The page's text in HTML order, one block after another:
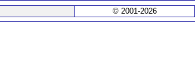
© 2001-2026